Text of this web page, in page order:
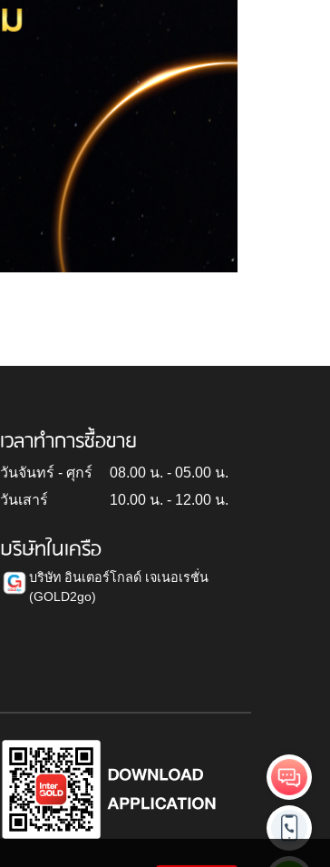
เวลาทำการซื้อขาย
วันจันทร์ - ศุกร์
08.00 น. - 05.00 น.
วันเสาร์
10.00 น. - 12.00 น.
บริษัทในเครือ
บริษัท อินเตอร์โกลด์ เจเนอเรชั่น
(GOLD2go)